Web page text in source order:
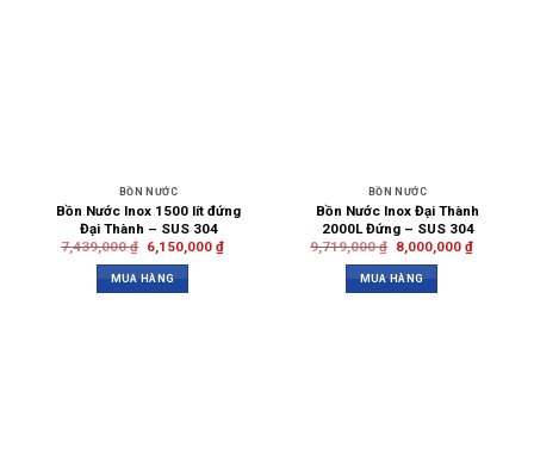
BỒN NƯỚC
Bồn Nước Inox 1500 lít đứng
Đại Thành – SUS 304
7,439,000₫ 6,150,000 ₫
MUA HÀNG
BỒN NƯỚC
Bồn Nước Inox Đại Thành
2000L Đứng – SUS 304
9,719,000₫ 8,000,000 ₫
MUA HÀNG